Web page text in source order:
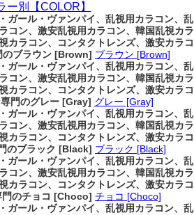
ー別【COLOR】
ガール・ヴァンパイ、乱視用カラコン、乱
コン、激安乱視用カラコン、韓国乱視カラ
カラコン、コンタクトレンズ、激安カラコ
のブラウン [Brown] ブラウン [Brown]
ガール・ヴァンパイ、乱視用カラコン、乱
コン、激安乱視用カラコン、韓国乱視カラ
カラコン、コンタクトレンズ、激安カラコ
門のグレー [Gray] グレー [Gray]
ガール・ヴァンパイ、乱視用カラコン、乱
コン、激安乱視用カラコン、韓国乱視カラ
カラコン、コンタクトレンズ、激安カラコ
のブラック [Black] ブラック [Black]
ガール・ヴァンパイ、乱視用カラコン、乱
コン、激安乱視用カラコン、韓国乱視カラ
カラコン、コンタクトレンズ、激安カラコ
門のチョコ [Choco] チョコ [Choco]
ガール・ヴァンパイ、乱視用カラコン、乱